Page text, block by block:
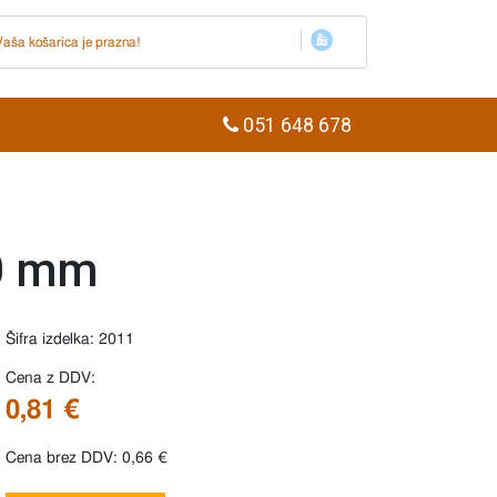
košarica je prazna!
051 648 678
mm
Šifra izdelka: 2011
Cena z DDV:
0,81 €
Cena brez DDV: 0,66 €